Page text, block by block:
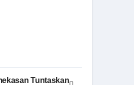
Tuntaskan